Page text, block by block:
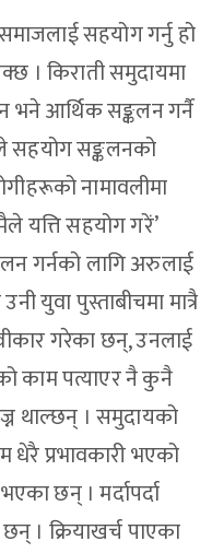
सहयोग गर्नु हो
। किराती समुदायमा
भने आर्थिक सङ्कलन गर्नै
सहयोग सङ्कलनको
नामावलीमा
यत्ति सहयोग गरें’
गर्नको लागि अरुलाई
युवा पुस्ताबीचमा मात्रै
गरेका छन्, उनलाई
काम पत्याएर नै कुनै
थाल्छन् । समुदायको
धेरै प्रभावकारी भएको
छन् । मर्दापर्दा
। क्रियाखर्च पाएका